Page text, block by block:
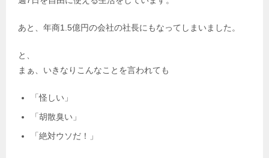
あと、年商1.5億円の会社の社長にもなってしまいました。
と、
まぁ、いきなりこんなことを言われても
「怪しい」
「胡散臭い」
「絶対ウソだ！」